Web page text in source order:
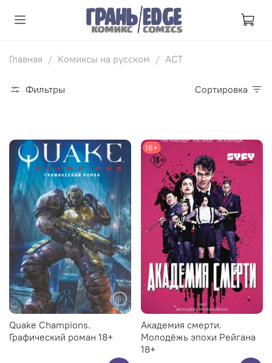
Главная Комиксы на русском АСТ
Фильтры Сортировка
Quake Champions.
Графический роман 18+
18+
Академия смерти.
Молодёжь эпохи Рейгана
18+